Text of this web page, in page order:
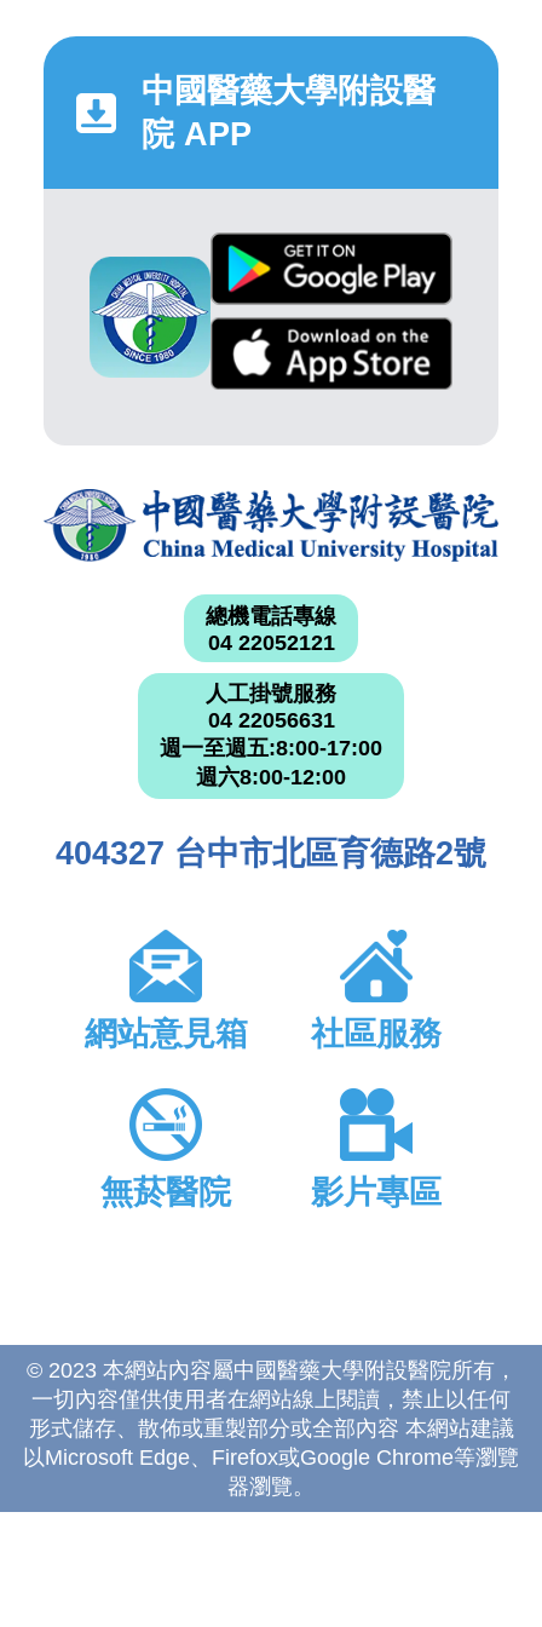
中國醫藥大學附設醫
院 APP
總機電話專線
04 22052121
人工掛號服務
04 22056631
週一至週五:8:00-17:00
週六8:00-12:00
404327 台中市北區育德路2號
網站意見箱 社區服務
無菸醫院 影片專區
© 2023 本網站內容屬中國醫藥大學附設醫院所有，
一切內容僅供使用者在網站線上閱讀，禁止以任何
形式儲存、散佈或重製部分或全部內容 本網站建議
以Microsoft Edge、Firefox或Google Chrome等瀏覽
器瀏覽。